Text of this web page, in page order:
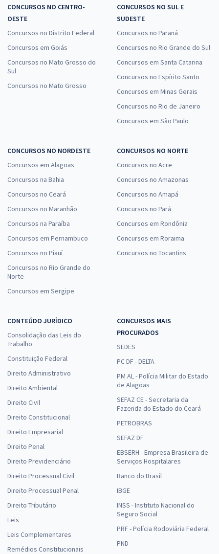
CONCURSOS NO CENTRO-
OESTE
Concursos no Distrito Federal
Concursos em Goiás
Concursos no Mato Grosso do
Sul
Concursos no Mato Grosso
CONCURSOS NO SUL E
SUDESTE
Concursos no Paraná
Concursos no Rio Grande do Sul
Concursos em Santa Catarina
Concursos no Espírito Santo
Concursos em Minas Gerais
Concursos no Rio de Janeiro
Concursos em São Paulo
CONCURSOS NO NORDESTE
Concursos em Alagoas
Concursos na Bahia
Concursos no Ceará
Concursos no Maranhão
Concursos na Paraíba
Concursos em Pernambuco
Concursos no Piauí
Concursos no Rio Grande do
Norte
Concursos em Sergipe
CONCURSOS NO NORTE
Concursos no Acre
Concursos no Amazonas
Concursos no Amapá
Concursos no Pará
Concursos em Rondônia
Concursos em Roraima
Concursos no Tocantins
CONTEÚDO JURÍDICO
Consolidação das Leis do
Trabalho
Constituição Federal
Direito Administrativo
Direito Ambiental
Direito Civil
Direito Constitucional
Direito Empresarial
Direito Penal
Direito Previdenciário
Direito Processual Civil
Direito Processual Penal
Direito Tributário
Leis
Leis Complementares
Remédios Constitucionais
CONCURSOS MAIS
PROCURADOS
SEDES
PC DF - DELTA
PM AL - Polícia Militar do Estado
de Alagoas
SEFAZ CE - Secretaria da
Fazenda do Estado do Ceará
PETROBRAS
SEFAZ DF
EBSERH - Empresa Brasileira de
Serviços Hospitalares
Banco do Brasil
IBGE
INSS - Instituto Nacional do
Seguro Social
PRF - Polícia Rodoviária Federal
PND